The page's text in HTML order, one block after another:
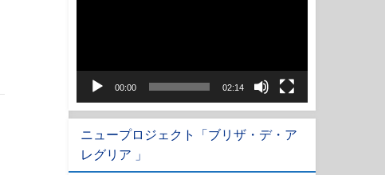
ー
00:00 02:14
ニュープロジェクト「ブリザ・デ・ア
レグリア 」